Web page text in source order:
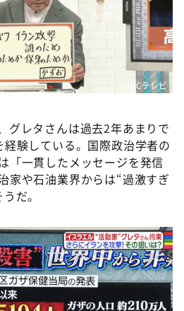
©ABCテレビ
グレタさんは過去2年あまりで
験している。国際政治学者の
「一貫したメッセージを発信
家や石油業界からは“過激すぎ
だ。